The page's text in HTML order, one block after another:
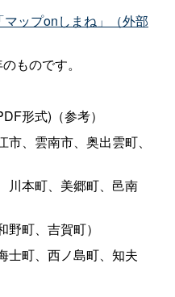
ップonしまね」（外部
ものです。
形式)（参考）
市、雲南市、奥出雲町、
川本町、美郷町、邑南
町、吉賀町）
士町、西ノ島町、知夫